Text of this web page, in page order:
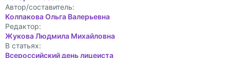
Автор/составитель:
Колпакова Ольга Валерьевна
Редактор:
Жукова Людмила Михайловна
В статьях:
Всероссийский день лицеиста